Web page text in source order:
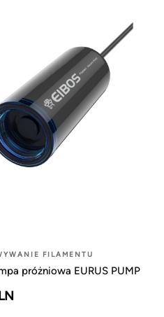
FILAMENTU
próżniowa EURUS PUMP